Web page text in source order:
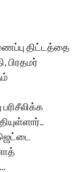
திட்டத்தை
பிரதமர்
பரிசீலிக்க